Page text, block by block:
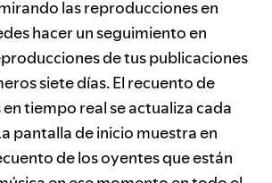
las reproducciones en
hacer un seguimiento en
de tus publicaciones
siete días. El recuento de
tiempo real se actualiza cada
pantalla de inicio muestra en
de los oyentes que están